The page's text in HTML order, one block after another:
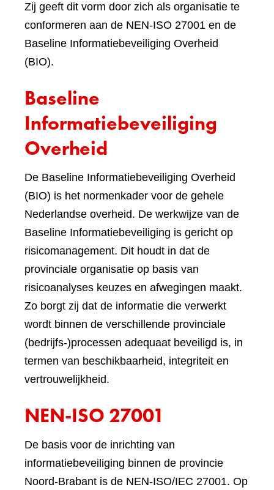
Zij geeft dit vorm door zich als organisatie te
conformeren aan de NEN-ISO 27001 en de
Baseline Informatiebeveiliging Overheid
(BIO).
Baseline
Informatiebeveiliging
Overheid
De Baseline Informatiebeveiliging Overheid
(BIO) is het normenkader voor de gehele
Nederlandse overheid. De werkwijze van de
Baseline Informatiebeveiliging is gericht op
risicomanagement. Dit houdt in dat de
provinciale organisatie op basis van
risicoanalyses keuzes en afwegingen maakt.
Zo borgt zij dat de informatie die verwerkt
wordt binnen de verschillende provinciale
(bedrijfs-)processen adequaat beveiligd is, in
termen van beschikbaarheid, integriteit en
vertrouwelijkheid.
NEN-ISO 27001
De basis voor de inrichting van
informatiebeveiliging binnen de provincie
Noord-Brabant is de NEN-ISO/IEC 27001. Op